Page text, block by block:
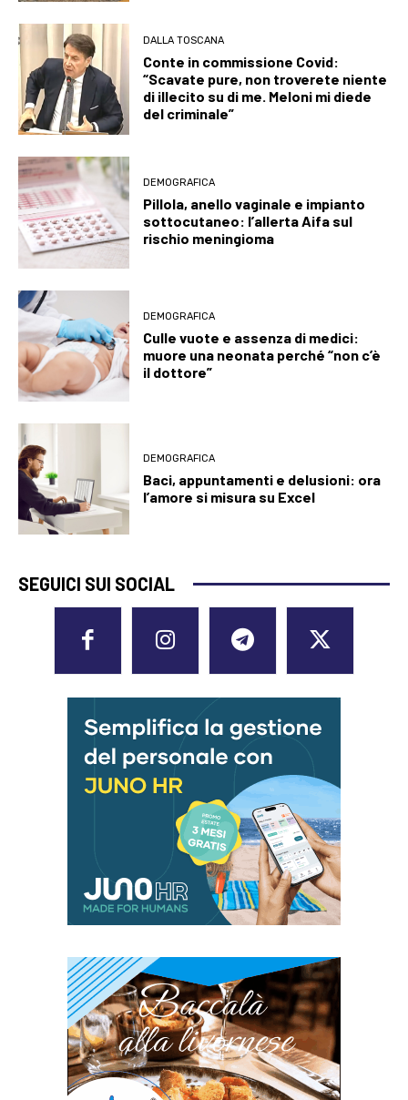
DALLA TOSCANA
Conte in commissione Covid:
“Scavate pure, non troverete niente
di illecito su di me. Meloni mi diede
del criminale”
DEMOGRAFICA
Pillola, anello vaginale e impianto
sottocutaneo: l’allerta Aifa sul
rischio meningioma
DEMOGRAFICA
Culle vuote e assenza di medici:
muore una neonata perché “non c’è
il dottore”
DEMOGRAFICA
Baci, appuntamenti e delusioni: ora
l’amore si misura su Excel
SEGUICI SUI SOCIAL